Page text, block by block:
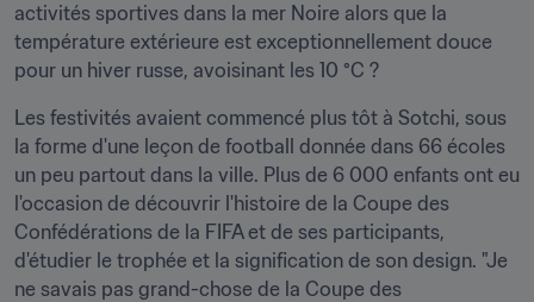
activités sportives dans la mer Noire alors que la
température extérieure est exceptionnellement douce
pour un hiver russe, avoisinant les 10 °C ?
Les festivités avaient commencé plus tôt à Sotchi, sous
la forme d'une leçon de football donnée dans 66 écoles
un peu partout dans la ville. Plus de 6 000 enfants ont eu
l'occasion de découvrir l'histoire de la Coupe des
Confédérations de la FIFA et de ses participants,
d'étudier le trophée et la signification de son design. "Je
ne savais pas grand-chose de la Coupe des